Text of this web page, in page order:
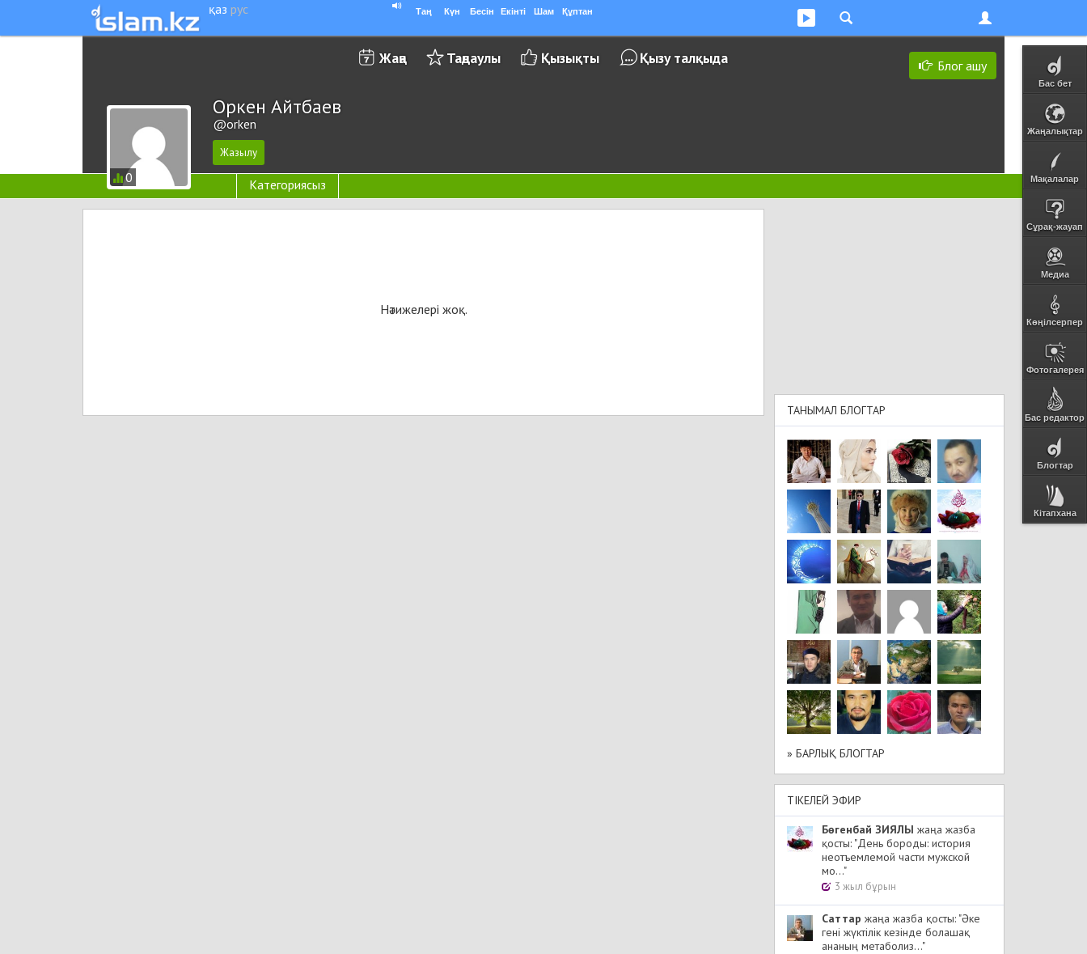
қаз рус Таң Күн Бесін Екінті Шам Құптан
Бас бет
Жаңалықтар
Мақалалар
Сұрақ-жауап
Медиа
Көңілсерпер
Фотогалерея
Бас редактор
Блогтар
Кітапхана
Блог ашу
Жаңа Таңдаулы Қызықты Қызу талқыда
0
Оркен Айтбаев
@orken
Категориясыз
Нәтижелері жоқ.
ТАНЫМАЛ БЛОГТАР
» БАРЛЫҚ БЛОГТАР
ТІКЕЛЕЙ ЭФИР
Бөгенбай ЗИЯЛЫ жаңа жазба
қосты: "День бороды: история
неотъемлемой части мужской
мо..."
3 жыл бұрын
Cаттар жаңа жазба қосты: "Әке
гені жүктілік кезінде болашақ
ананың метаболиз..."